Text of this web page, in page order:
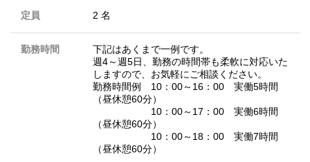
定員 2 名
勤務時間
下記はあくまで一例です。
週4～週5日、勤務の時間帯も柔軟に対応いた
しますので、お気軽にご相談ください。
勤務時間例 10：00～16：00 実働5時間
（昼休憩60分）
10：00～17：00 実働6時間
（昼休憩60分）
10：00～18：00 実働7時間
（昼休憩60分）